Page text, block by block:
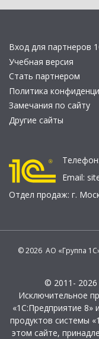
Вход для партнеров
Учебная версия
Стать партнером
Политика
Замечания по сайту
Другие сайты
Телефон:
Email:
Отдел продаж: г.
© 2026 АО «Группа
© 2011-
Исключительное
«1С:Предприятие 8»
продуктов системы
этом сайте,